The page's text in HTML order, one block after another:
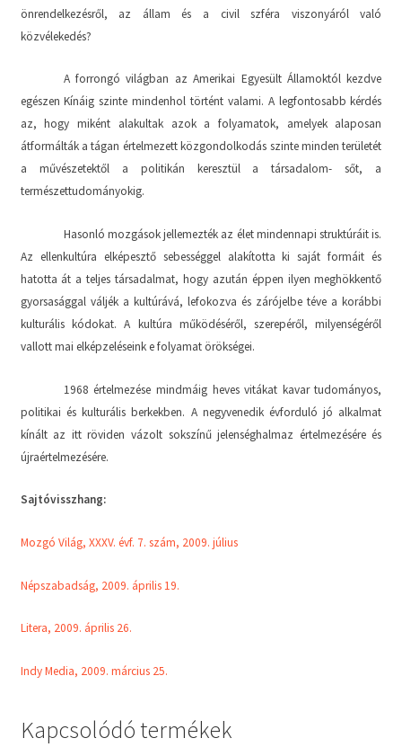
önrendelkezésről, az állam és a civil szféra viszonyáról való
közvélekedés?
A forrongó világban az Amerikai Egyesült Államoktól kezdve
egészen Kínáig szinte mindenhol történt valami. A legfontosabb kérdés
az, hogy miként alakultak azok a folyamatok, amelyek alaposan
átformálták a tágan értelmezett közgondolkodás szinte minden területét
a művészetektől a politikán keresztül a társadalom- sőt, a
természettudományokig.
Hasonló mozgások jellemezték az élet mindennapi struktúráit is.
Az ellenkultúra elképesztő sebességgel alakította ki saját formáit és
hatotta át a teljes társadalmat, hogy azután éppen ilyen meghökkentő
gyorsasággal váljék a kultúrává, lefokozva és zárójelbe téve a korábbi
kulturális kódokat. A kultúra működéséről, szerepéről, milyenségéről
vallott mai elképzeléseink e folyamat örökségei.
1968 értelmezése mindmáig heves vitákat kavar tudományos,
politikai és kulturális berkekben. A negyvenedik évforduló jó alkalmat
kínált az itt röviden vázolt sokszínű jelenséghalmaz értelmezésére és
újraértelmezésére.
Sajtóvisszhang:
Mozgó Világ, XXXV. évf. 7. szám, 2009. július
Népszabadság, 2009. április 19.
Litera, 2009. április 26.
Indy Media, 2009. március 25.
Kapcsolódó termékek